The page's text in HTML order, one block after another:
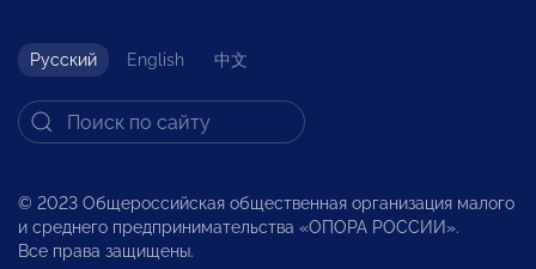
Русский English 中文
© 2023 Общероссийская общественная организация малого
и среднего предпринимательства «ОПОРА РОССИИ».
Все права защищены.